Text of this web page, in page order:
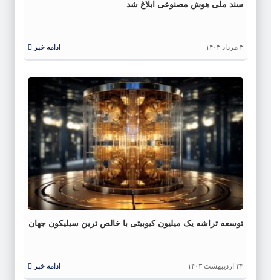
سند ملی هوش مصنوعی ابلاغ شد
۳ مرداد ۱۴۰۳ ادامه خبر
توسعه تراشه یک میلیون کیوبیتی با خالص ترین سیلیکون جهان
۲۴ اردیبهشت ۱۴۰۳ ادامه خبر